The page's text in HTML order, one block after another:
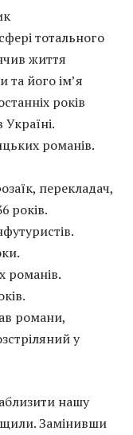
тотального
життя
та його ім’я
років
романів.
перекладач,
років.
романів.
романи,
у
нашу
Замінивши